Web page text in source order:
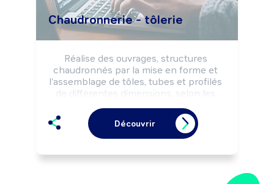
Peut transmettre son savoir-faire et
participer à des actions de
sensibilisation de sa profession.
Peut diriger une structure.
Chaudronnerie - tôlerie
Réalise des ouvrages, structures
chaudronnés par la mise en forme et
l'assemblage de tôles, tubes et profilés
de différentes dimensions, selon les
Peut coordonner une équipe.
Découvrir